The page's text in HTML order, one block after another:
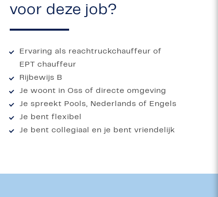
voor deze job?
Ervaring als reachtruckchauffeur of
EPT chauffeur
Rijbewijs B
Je woont in Oss of directe omgeving
Je spreekt Pools, Nederlands of Engels
Je bent flexibel
Je bent collegiaal en je bent vriendelijk